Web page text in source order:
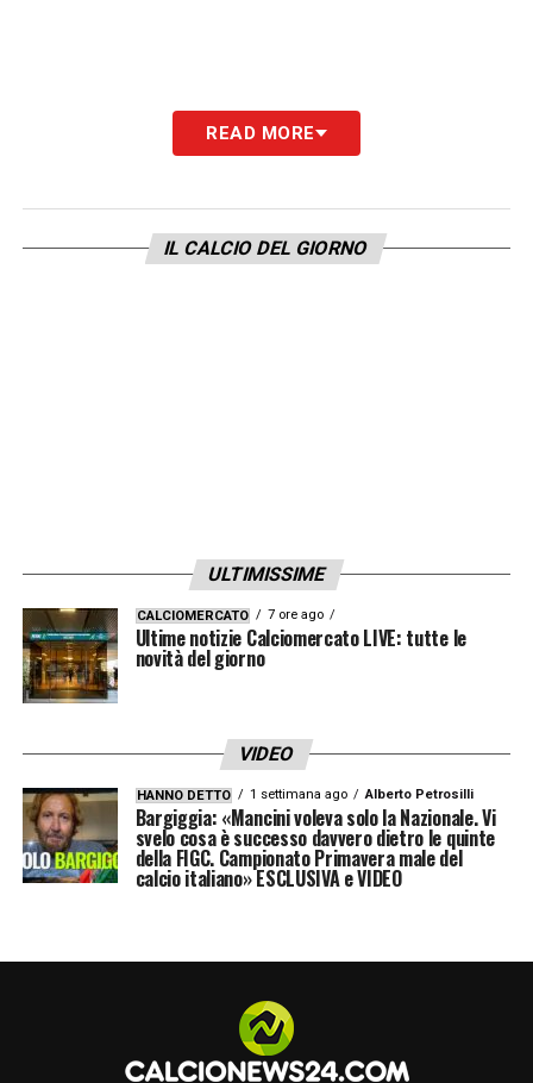
READ MORE
IL CALCIO DEL GIORNO
ULTIMISSIME
CALCIOMERCATO 7 ore ago
Ultime notizie Calciomercato LIVE: tutte le
novità del giorno
VIDEO
HANNO DETTO 1 settimana ago Alberto Petrosilli
Bargiggia: «Mancini voleva solo la Nazionale. Vi
svelo cosa è successo davvero dietro le quinte
della FIGC. Campionato Primavera male del
calcio italiano» ESCLUSIVA e VIDEO